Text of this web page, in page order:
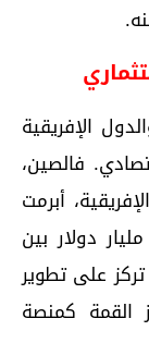
الإفريقية
فالصين،
أبرمت
تصل قيمتها إلى أكثر من 700 مليار دولار بين
تركز على تطوير
القمة كمنصة